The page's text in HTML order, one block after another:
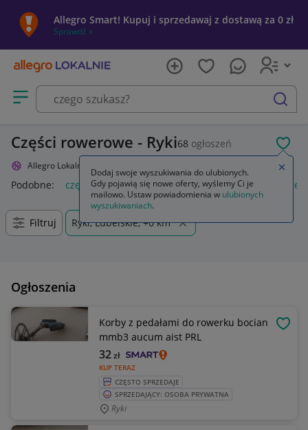
Allegro Smart! Kupuj i sprzedawaj z dostawą za 0 zł
Sprawdź »
Otwórz menu z kategoriami
szukaj
Części rowerowe - Ryki68 ogłoszeń
Allegro Lokalnie Części
Podobne: części części zamienne części montażowe
Filtruj Ryki, Lubelskie, +0 km
Ogłoszenia
Korby z pedałami do rowerku bocian
mmb3 aucum aist PRL
KUP TERAZ
32zł
CZĘSTO SPRZEDAJE
SPRZEDAJĄCY: OSOBA PRYWATNA
Ryki
Dodaj swoje wyszukiwania do ulubionych.
Gdy pojawią się nowe oferty, wyślemy Ci je
mailowo. Ustaw powiadomienia w ulubionych
wyszukiwaniach.